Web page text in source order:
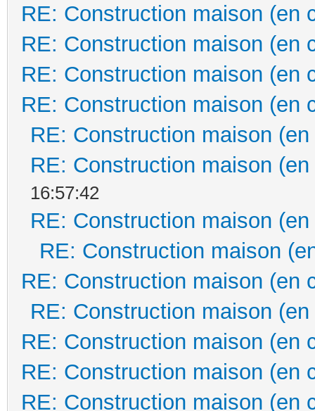
RE: Construction maison (en
RE: Construction maison (en
RE: Construction maison (en
RE: Construction maison (en
RE: Construction maison
RE: Construction maison
16:57:42
RE: Construction maison
RE: Construction maison
RE: Construction maison (en
RE: Construction maison
RE: Construction maison (en
RE: Construction maison (en
RE: Construction maison (en